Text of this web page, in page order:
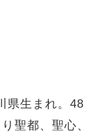
県生まれ。48
聖都、聖心、